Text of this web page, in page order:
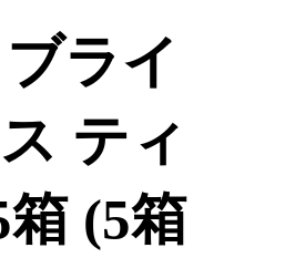
ライ
ティ
箱 (5箱